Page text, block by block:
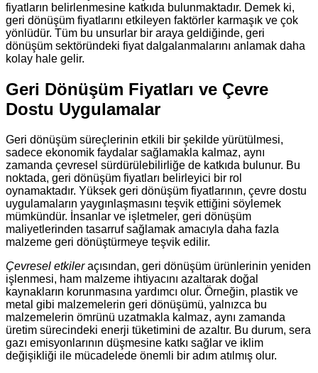
fiyatların belirlenmesine katkıda bulunmaktadır. Demek ki,
geri dönüşüm fiyatlarını etkileyen faktörler karmaşık ve çok
yönlüdür. Tüm bu unsurlar bir araya geldiğinde, geri
dönüşüm sektöründeki fiyat dalgalanmalarını anlamak daha
kolay hale gelir.
Geri Dönüşüm Fiyatları ve Çevre
Dostu Uygulamalar
Geri dönüşüm süreçlerinin etkili bir şekilde yürütülmesi,
sadece ekonomik faydalar sağlamakla kalmaz, aynı
zamanda çevresel sürdürülebilirliğe de katkıda bulunur. Bu
noktada, geri dönüşüm fiyatları belirleyici bir rol
oynamaktadır. Yüksek geri dönüşüm fiyatlarının, çevre dostu
uygulamaların yaygınlaşmasını teşvik ettiğini söylemek
mümkündür. İnsanlar ve işletmeler, geri dönüşüm
maliyetlerinden tasarruf sağlamak amacıyla daha fazla
malzeme geri dönüştürmeye teşvik edilir.
Çevresel etkileraçısından, geri dönüşüm ürünlerinin yeniden
işlenmesi, ham malzeme ihtiyacını azaltarak doğal
kaynakların korunmasına yardımcı olur. Örneğin, plastik ve
metal gibi malzemelerin geri dönüşümü, yalnızca bu
malzemelerin ömrünü uzatmakla kalmaz, aynı zamanda
üretim sürecindeki enerji tüketimini de azaltır. Bu durum, sera
gazı emisyonlarının düşmesine katkı sağlar ve iklim
değişikliği ile mücadelede önemli bir adım atılmış olur.